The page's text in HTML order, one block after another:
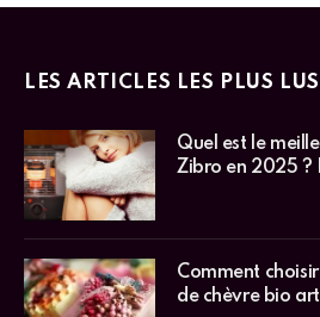
LES ARTICLES LES PLUS LUS
Quel est le
Zibro en 2025 ?
Comment
de chèvre bio